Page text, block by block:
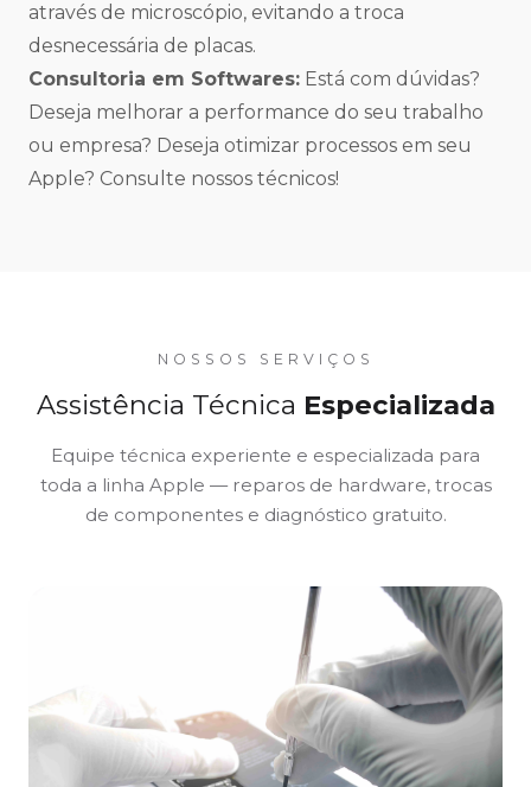
através de microscópio, evitando a troca
desnecessária de placas.
Consultoria em Softwares: Está com dúvidas?
Deseja melhorar a performance do seu trabalho
ou empresa? Deseja otimizar processos em seu
Apple? Consulte nossos técnicos!
NOSSOS SERVIÇOS
Assistência Técnica Especializada
Equipe técnica experiente e especializada para
toda a linha Apple — reparos de hardware, trocas
de componentes e diagnóstico gratuito.